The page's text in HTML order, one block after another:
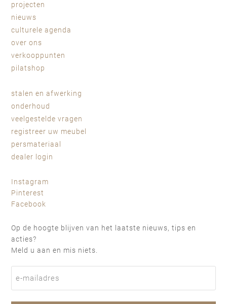
projecten
nieuws
culturele agenda
over ons
verkooppunten
pilatshop
stalen en afwerking
onderhoud
veelgestelde vragen
registreer uw meubel
persmateriaal
dealer login
Instagram
Pinterest
Facebook
Op de hoogte blijven van het laatste nieuws, tips en
acties?
Meld u aan en mis niets.